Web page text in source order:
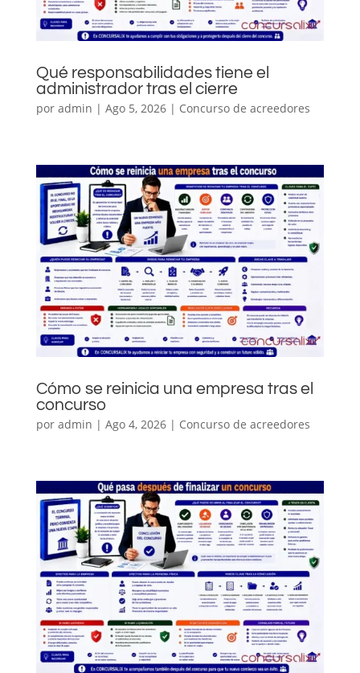
Qué responsabilidades tiene el
administrador tras el cierre
por admin | Ago 5, 2026| Concurso de acreedores
Cómo se reinicia una empresa tras el
concurso
por admin | Ago 4, 2026| Concurso de acreedores